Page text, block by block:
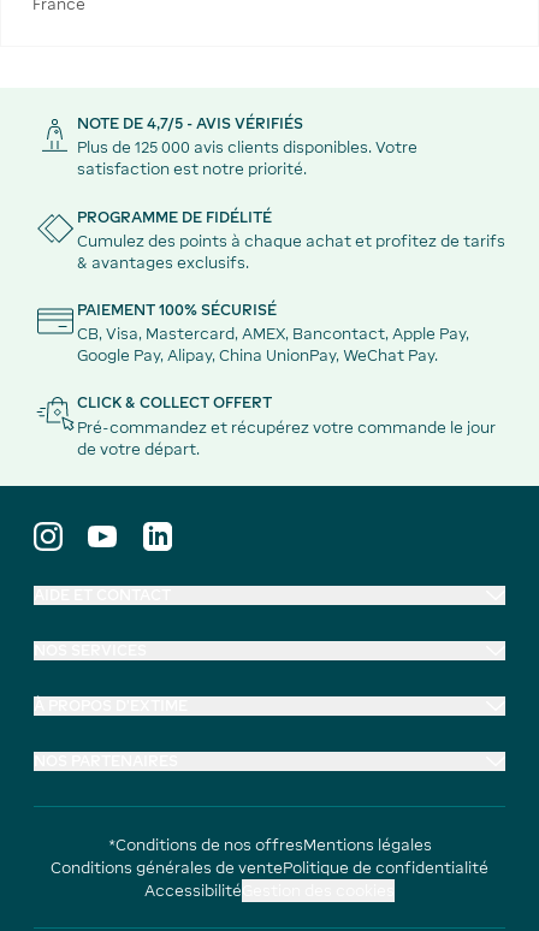
France
NOTE DE 4,7/5 - AVIS VÉRIFIÉS
Plus de 125 000 avis clients disponibles. Votre
satisfaction est notre priorité.
PROGRAMME DE FIDÉLITÉ
Cumulez des points à chaque achat et profitez de tarifs
& avantages exclusifs.
PAIEMENT 100% SÉCURISÉ
CB, Visa, Mastercard, AMEX, Bancontact, Apple Pay,
Google Pay, Alipay, China UnionPay, WeChat Pay.
CLICK & COLLECT OFFERT
Pré-commandez et récupérez votre commande le jour
de votre départ.
*Conditions de nos offresMentions légales
Conditions générales de ventePolitique de confidentialité
Accessibilité